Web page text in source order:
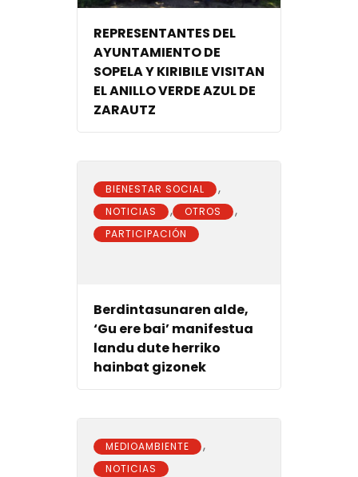
REPRESENTANTES DEL
AYUNTAMIENTO DE
SOPELA Y KIRIBILE VISITAN
EL ANILLO VERDE AZUL DE
ZARAUTZ
BIENESTAR SOCIAL ,
NOTICIAS , OTROS ,
PARTICIPACIÓN
Berdintasunaren alde,
‘Gu ere bai’ manifestua
landu dute herriko
hainbat gizonek
MEDIOAMBIENTE ,
NOTICIAS